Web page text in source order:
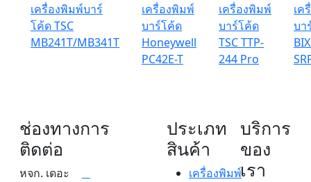
เครื่องพิมพ์บาร์
โค้ด TSC
MB241T/MB341T
เครื่องพิมพ์
บาร์โค้ด
Honeywell
PC42E-T
เครื่องพิมพ์
บาร์โค้ด
TSC TTP-
244 Pro
เค
บา
ช่องทางการ
ติดต่อ
หจก. เดอะ
ประเภท
สินค้า
เครื่องพิมพ์
บริการ
ของ
เรา